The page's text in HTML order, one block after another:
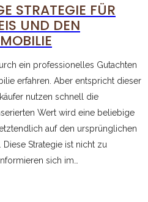
STRATEGIE FÜR
UND DEN
ein professionelles Gutachten
erfahren. Aber entspricht dieser
nutzen schnell die
Wert wird eine beliebige
auf den ursprünglichen
Strategie ist nicht zu
sich im…